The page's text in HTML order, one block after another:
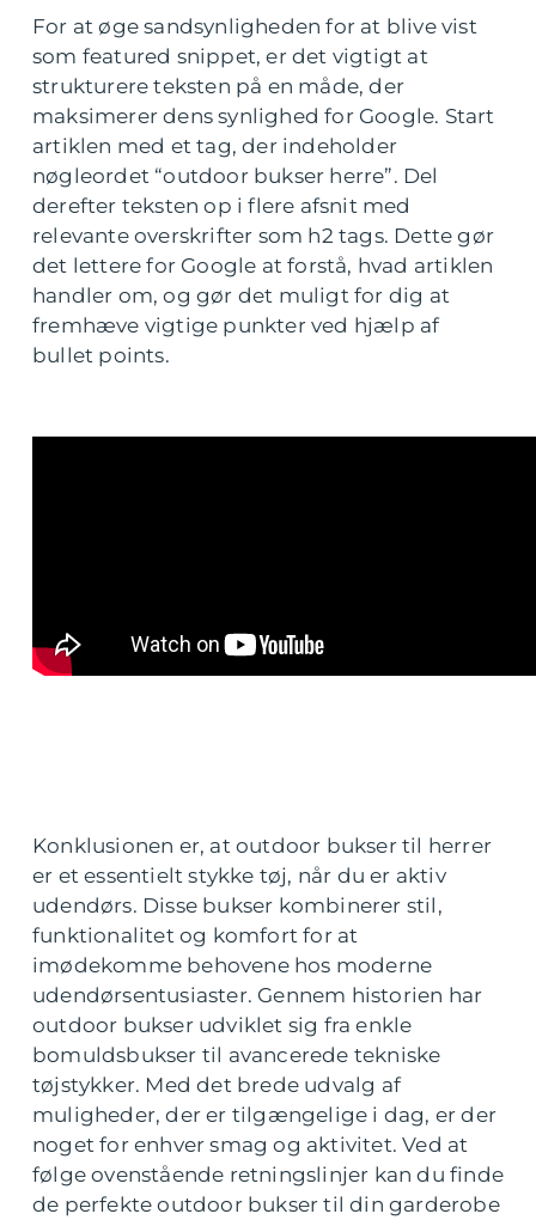
For at øge sandsynligheden for at blive vist
som featured snippet, er det vigtigt at
strukturere teksten på en måde, der
maksimerer dens synlighed for Google. Start
artiklen med et tag, der indeholder
nøgleordet “outdoor bukser herre”. Del
derefter teksten op i flere afsnit med
relevante overskrifter som h2 tags. Dette gør
det lettere for Google at forstå, hvad artiklen
handler om, og gør det muligt for dig at
fremhæve vigtige punkter ved hjælp af
bullet points.
Konklusionen er, at outdoor bukser til herrer
er et essentielt stykke tøj, når du er aktiv
udendørs. Disse bukser kombinerer stil,
funktionalitet og komfort for at
imødekomme behovene hos moderne
udendørsentusiaster. Gennem historien har
outdoor bukser udviklet sig fra enkle
bomuldsbukser til avancerede tekniske
tøjstykker. Med det brede udvalg af
muligheder, der er tilgængelige i dag, er der
noget for enhver smag og aktivitet. Ved at
følge ovenstående retningslinjer kan du finde
de perfekte outdoor bukser til din garderobe